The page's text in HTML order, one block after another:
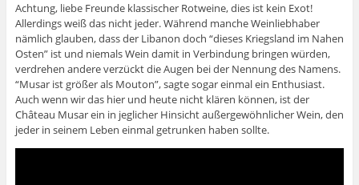
Achtung, liebe Freunde klassischer Rotweine, dies ist kein Exot!
Allerdings weiß das nicht jeder. Während manche Weinliebhaber
nämlich glauben, dass der Libanon doch “dieses Kriegsland im Nahen
Osten” ist und niemals Wein damit in Verbindung bringen würden,
verdrehen andere verzückt die Augen bei der Nennung des Namens.
“Musar ist größer als Mouton”, sagte sogar einmal ein Enthusiast.
Auch wenn wir das hier und heute nicht klären können, ist der
Château Musar ein in jeglicher Hinsicht außergewöhnlicher Wein, den
jeder in seinem Leben einmal getrunken haben sollte.